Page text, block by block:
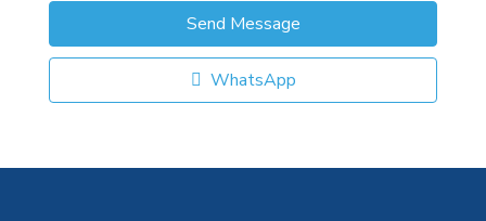
Send Message
WhatsApp